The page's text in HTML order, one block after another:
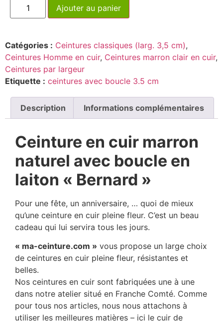
Ajouter au panier
Catégories : Ceintures classiques (larg. 3,5 cm),
Ceintures Homme en cuir, Ceintures marron clair en cuir,
Ceintures par largeur
Etiquette : ceintures avec boucle 3.5 cm
Description Informations complémentaires
Ceinture en cuir marron
naturel avec boucle en
laiton « Bernard »
Pour une fête, un anniversaire, … quoi de mieux
qu’une ceinture en cuir pleine fleur. C’est un beau
cadeau qui lui servira tous les jours.
« ma-ceinture.com » vous propose un large choix
de ceintures en cuir pleine fleur, résistantes et
belles.
Nos ceintures en cuir sont fabriquées une à une
dans notre atelier situé en Franche Comté. Comme
pour tous nos articles, nous nous attachons à
utiliser les meilleures matières – ici le cuir de